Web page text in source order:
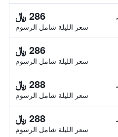
286 ﷼
سعر الليلة شامل الرسوم
286 ﷼
سعر الليلة شامل الرسوم
288 ﷼
سعر الليلة شامل الرسوم
288 ﷼
سعر الليلة شامل الرسوم